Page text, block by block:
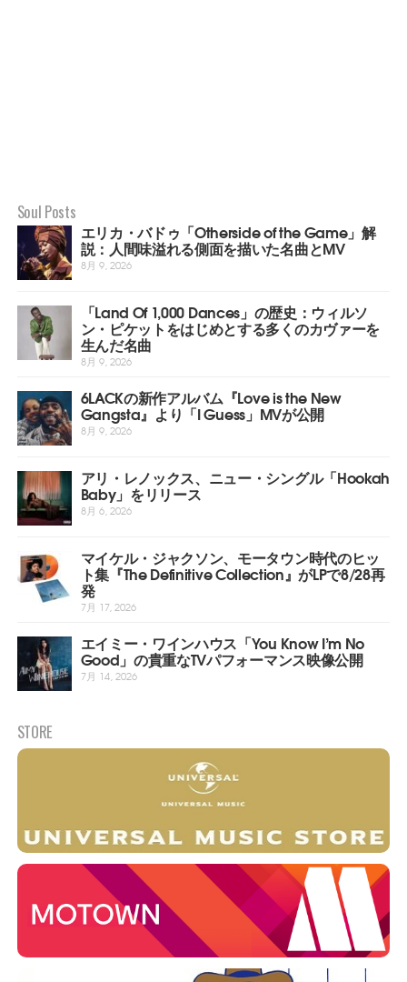
Soul Posts
エリカ・バドゥ「Otherside of the Game」解
説：人間味溢れる側面を描いた名曲とMV
8月 9, 2026
「Land Of 1,000 Dances」の歴史：ウィルソ
ン・ピケットをはじめとする多くのカヴァーを
生んだ名曲
8月 9, 2026
6LACKの新作アルバム『Love is the New
Gangsta』より「I Guess」MVが公開
8月 9, 2026
アリ・レノックス、ニュー・シングル「Hookah
Baby」をリリース
8月 6, 2026
マイケル・ジャクソン、モータウン時代のヒッ
ト集『The Definitive Collection』がLPで8/28再
発
7月 17, 2026
エイミー・ワインハウス「You Know I’m No
Good」の貴重なTVパフォーマンス映像公開
7月 14, 2026
STORE